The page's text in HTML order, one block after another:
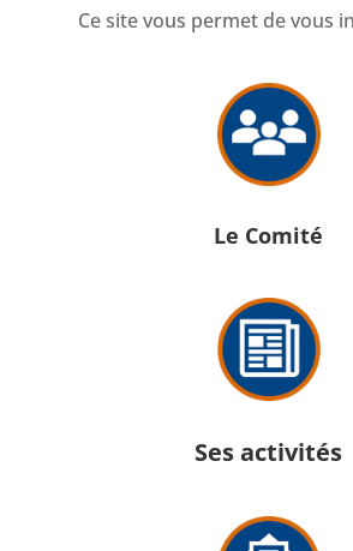
Ce site vous permet de vous
Le Comité
Ses activités